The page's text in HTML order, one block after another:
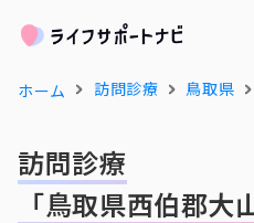
ホーム 訪問診療 鳥取県
訪問診療
「鳥取県西伯郡大